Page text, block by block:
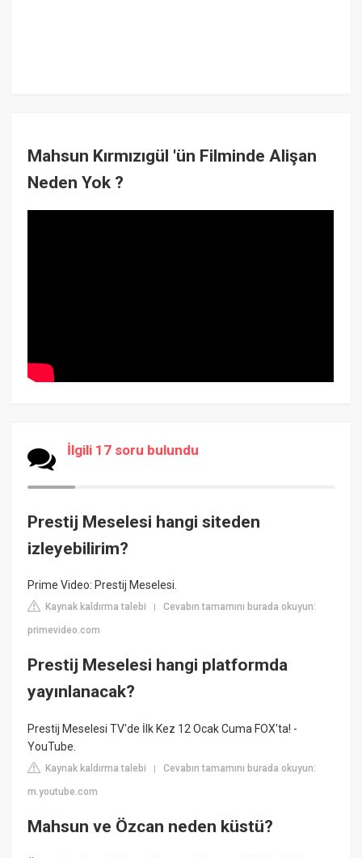
Mahsun Kırmızıgül 'ün Filminde Alişan
Neden Yok ?
İlgili 17 soru bulundu
Prestij Meselesi hangi siteden
izleyebilirim?
Prime Video: Prestij Meselesi.
Kaynak kaldırma talebi |Cevabın tamamını burada okuyun:
primevideo.com
Prestij Meselesi hangi platformda
yayınlanacak?
Prestij Meselesi TV'de İlk Kez 12 Ocak Cuma FOX'ta! -
YouTube.
Kaynak kaldırma talebi |Cevabın tamamını burada okuyun:
m.youtube.com
Mahsun ve Özcan neden küstü?